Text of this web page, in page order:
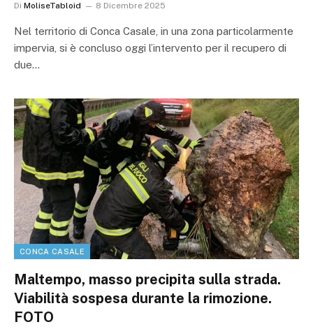
Di MoliseTabloid 8 Dicembre 2025
Nel territorio di Conca Casale, in una zona particolarmente
impervia, si è concluso oggi l’intervento per il recupero di
due…
CONCA CASALE
Maltempo, masso precipita sulla strada.
Viabilità sospesa durante la rimozione.
FOTO